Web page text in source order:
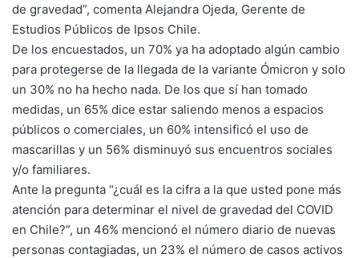
de gravedad”, comenta Alejandra Ojeda, Gerente de
Estudios Públicos de Ipsos Chile.
De los encuestados, un 70% ya ha adoptado algún cambio
para protegerse de la llegada de la variante Ómicron y solo
un 30% no ha hecho nada. De los que sí han tomado
medidas, un 65% dice estar saliendo menos a espacios
públicos o comerciales, un 60% intensificó el uso de
mascarillas y un 56% disminuyó sus encuentros sociales
y/o familiares.
Ante la pregunta “¿cuál es la cifra a la que usted pone más
atención para determinar el nivel de gravedad del COVID
en Chile?”, un 46% mencionó el número diario de nuevas
personas contagiadas, un 23% el número de casos activos